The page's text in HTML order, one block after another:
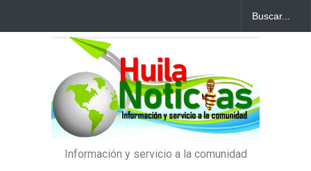
Información y servicio a la comunidad